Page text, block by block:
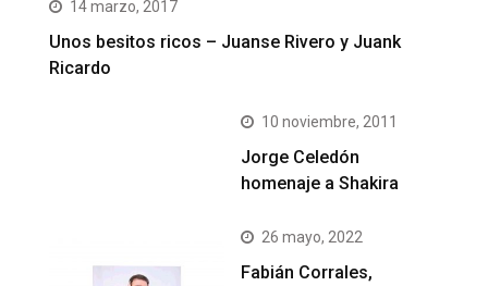
14 marzo, 2017
Unos besitos ricos – Juanse Rivero y Juank
Ricardo
10 noviembre, 2011
Jorge Celedón
homenaje a Shakira
26 mayo, 2022
Fabián Corrales,